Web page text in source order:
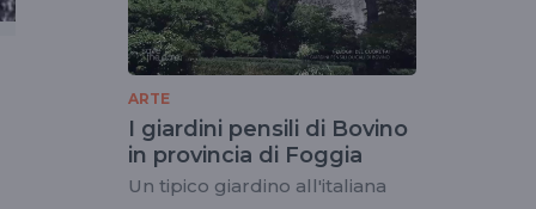
ARTE
I giardini pensili di Bovino
in provincia di Foggia
Un tipico giardino all'italiana